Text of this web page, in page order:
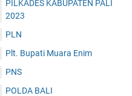
PILKADES KABUPATEN PALI
2023
PLN
Plt. Bupati Muara Enim
PNS
POLDA BALI